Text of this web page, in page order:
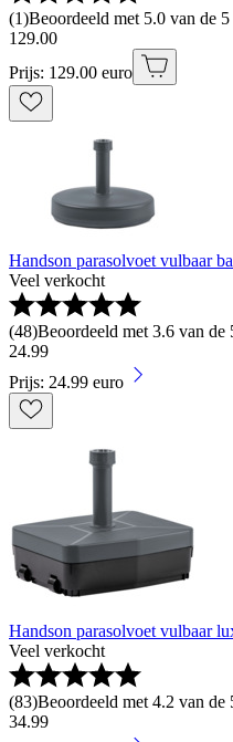
(1)Beoordeeld met 5.0 van de
129.00
Prijs: 129.00 euro
Handson parasolvoet vulbaar
Veel verkocht
(48)Beoordeeld met 3.6 van de
24.99
Prijs: 24.99 euro
Handson parasolvoet vulbaar
Veel verkocht
(83)Beoordeeld met 4.2 van de
34.99